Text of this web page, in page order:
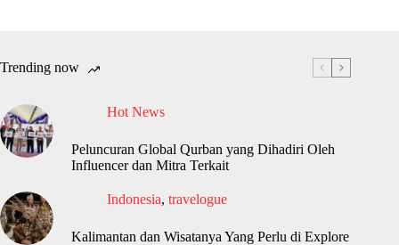
Trending now
Hot News
Peluncuran Global Qurban yang Dihadiri Oleh
Influencer dan Mitra Terkait
Indonesia, travelogue
Kalimantan dan Wisatanya Yang Perlu di Explore